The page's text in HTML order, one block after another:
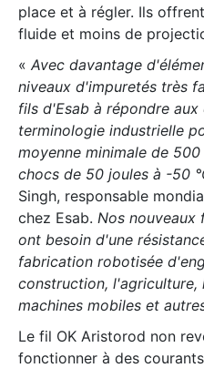
place et à régler. Ils
fluide et moins de
« Avec davantage
niveaux d'impuretés très
fils d'Esab à répondre aux
terminologie industrielle
moyenne minimale de
chocs de 50 joules à -50
Singh, responsable
chez Esab. Nos nouveaux
ont besoin d'une
fabrication robotisée
construction,
machines mobiles et
Le fil OK Aristorod non
fonctionner à des